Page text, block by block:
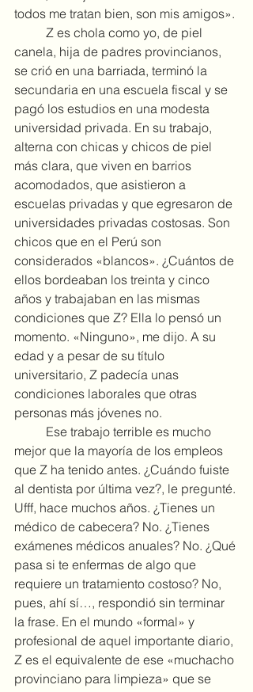
todos me tratan bien, son mis amigos».
canela, hija de padres provincianos,
se crió en una barriada, terminó la
secundaria en una escuela fiscal y se
pagó los estudios en una modesta
universidad privada. En su trabajo,
alterna con chicas y chicos de piel
más clara, que viven en barrios
acomodados, que asistieron a
escuelas privadas y que egresaron de
universidades privadas costosas. Son
chicos que en el Perú son
considerados «blancos». ¿Cuántos de
ellos bordeaban los treinta y cinco
años y trabajaban en las mismas
condiciones que Z? Ella lo pensó un
momento. «Ninguno», me dijo. A su
edad y a pesar de su título
universitario, Z padecía unas
condiciones laborales que otras
personas más jóvenes no.
mejor que la mayoría de los empleos
que Z ha tenido antes. ¿Cuándo fuiste
al dentista por última vez?, le pregunté.
Ufff, hace muchos años. ¿Tienes un
médico de cabecera? No. ¿Tienes
exámenes médicos anuales? No. ¿Qué
pasa si te enfermas de algo que
requiere un tratamiento costoso? No,
pues, ahí sí…, respondió sin terminar
la frase. En el mundo «formal» y
profesional de aquel importante diario,
Z es el equivalente de ese «muchacho
provinciano para limpieza» que se